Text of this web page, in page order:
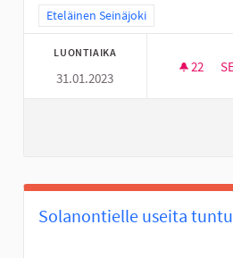
Rajaa tulokset teeman mukaan:
Eteläinen Seinäjoki
LUONTIAIKA
31.01.2023
22
Solanontielle useita